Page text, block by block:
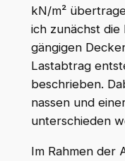
kN/m²
ich zunächst die
gängigen
Lastabtrag
beschrieben.
nassen und
unterschieden
Im Rahmen der